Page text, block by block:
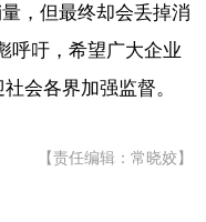
量，但最终却会丢掉消
呼吁，希望广大企业
会各界加强监督。
【责任编辑：常晓姣】